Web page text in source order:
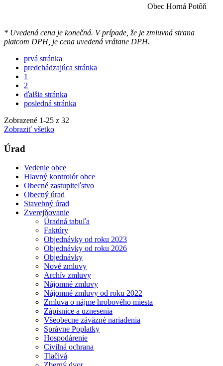
Obec Horná Potôň
* Uvedená cena je konečná. V prípade, že je zmluvná strana
platcom DPH, je cena uvedená vrátane DPH.
prvá stránka
predchádzajúca stránka
1
2
ďalšia stránka
posledná stránka
Zobrazené 1-25 z 32
Zobraziť všetko
Úrad
Vedenie obce
Hlavný kontrolór obce
Obecné zastupiteľstvo
Obecný úrad
Stavebný úrad
Zverejňovanie
Úradná tabuľa
Faktúry
Objednávky od roku 2023
Objednávky od roku 2026
Objednávky
Nové zmluvy
Archív zmluvy
Nájomné zmluvy
Nájomné zmluvy od roku 2022
Zmluva o nájme hrobového miesta
Zápisnice a uznesenia
Všeobecne záväzné nariadenia
Správne Poplatky
Hospodárenie
Civilná ochrana
Tlačivá